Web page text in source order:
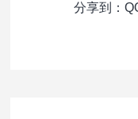
分享到：